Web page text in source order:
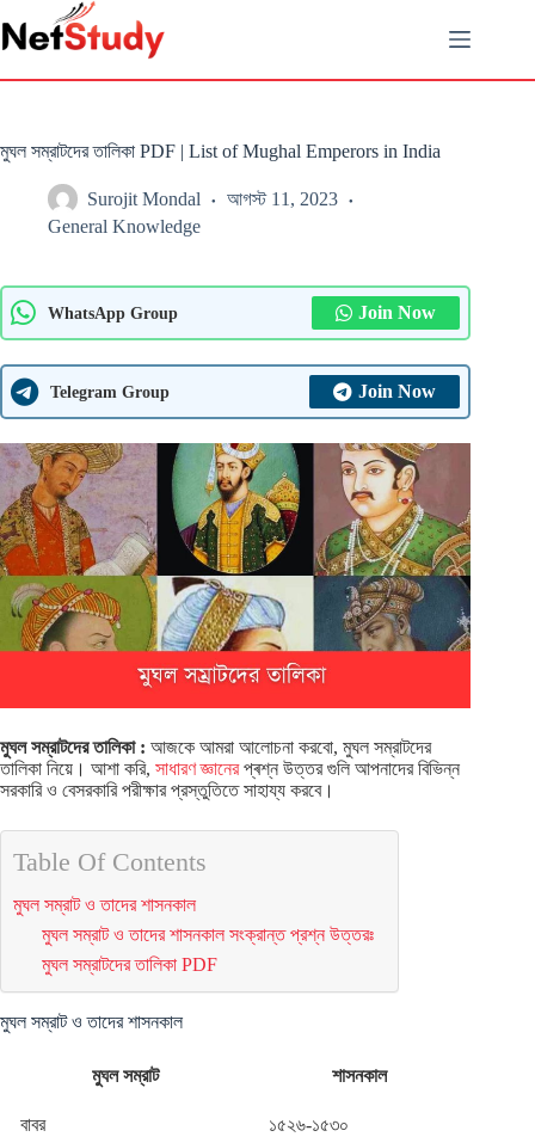
to
content
মুঘল সম্রাটদের তালিকা PDF | List of Mughal Emperors in India
Surojit Mondal
আগস্ট 11, 2023
General Knowledge
WhatsApp Group Join Now
Telegram Group Join Now
মুঘল সম্রাটদের তালিকা : আজকে আমরা আলোচনা করবো, মুঘল সম্রাটদের
তালিকা নিয়ে। আশা করি, সাধারণ জ্ঞানেরপ্ৰশ্ন উত্তর গুলি আপনাদের বিভিন্ন
সরকারি ও বেসরকারি পরীক্ষার প্রস্তুতিতে সাহায্য করবে।
Table Of Contents
মুঘল সম্রাট ও তাদের শাসনকাল
মুঘল সম্রাট ও তাদের শাসনকাল সংক্রান্ত প্রশ্ন উত্তরঃ
মুঘল সম্রাটদের তালিকা PDF
মুঘল সম্রাট ও তাদের শাসনকাল
মুঘল সম্রাট শাসনকাল
বাবর ১৫২৬-১৫৩০